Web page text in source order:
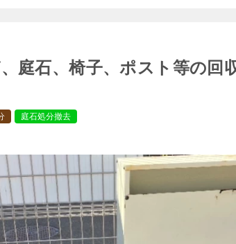
庭石、椅子、ポスト等の回
庭石処分撤去